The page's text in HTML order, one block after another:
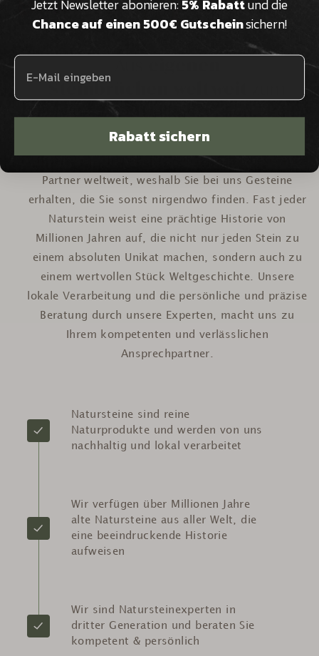
Steinbrüchen weltweit
Unikat
Partner weltweit, weshalb Sie bei uns Gesteine
erhalten, die Sie sonst nirgendwo finden. Fast jeder
Naturstein weist eine prächtige Historie von
Millionen Jahren auf, die nicht nur jeden Stein zu
einem absoluten Unikat machen, sondern auch zu
einem wertvollen Stück Weltgeschichte. Unsere
lokale Verarbeitung und die persönliche und präzise
Beratung durch unsere Experten, macht uns zu
Ihrem kompetenten und verlässlichen
Ansprechpartner.
Natursteine sind reine
Naturprodukte und werden von uns
nachhaltig und lokal verarbeitet
Wir verfügen über Millionen Jahre
alte Natursteine aus aller Welt, die
eine beeindruckende Historie
aufweisen
Wir sind Natursteinexperten in
dritter Generation und beraten Sie
kompetent & persönlich
Jetzt Newsletter abonieren:5% Rabattund die
Chance auf einen 500€ Gutscheinsichern!
Rabatt sichern